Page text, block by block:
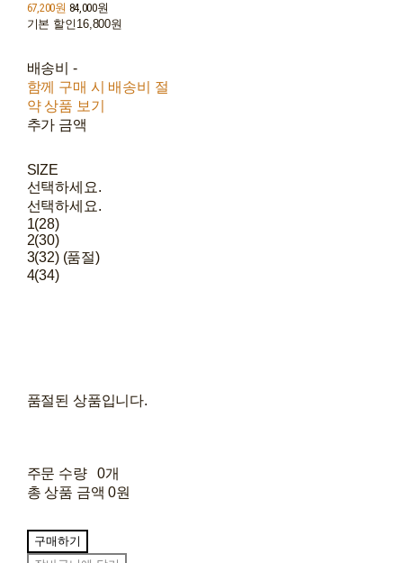
67,200원 84,000원
기본 할인 16,800원
배송비 -
함께 구매 시 배송비 절
약 상품 보기
추가 금액
SIZE
선택하세요.
선택하세요.
1(28)
2(30)
3(32) (품절)
4(34)
품절된 상품입니다.
주문 수량
0개
총 상품 금액 0원
구매하기